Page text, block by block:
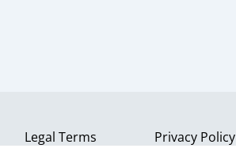
Legal Terms Privacy Policy